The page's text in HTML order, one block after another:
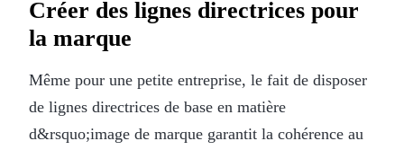
Créer des lignes directrices pour
la marque
Même pour une petite entreprise, le fait de disposer
de lignes directrices de base en matière
d&rsquo;image de marque garantit la cohérence au